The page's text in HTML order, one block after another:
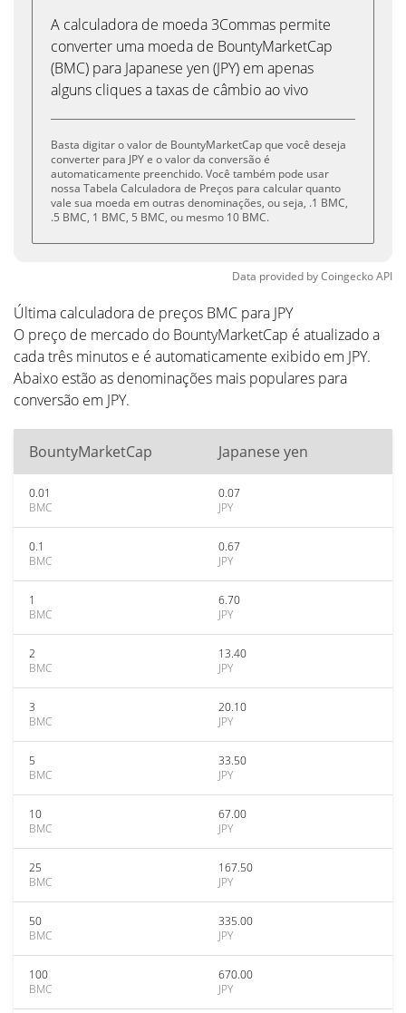
A calculadora de moeda 3Commas permite
converter uma moeda de BountyMarketCap
(BMC) para Japanese yen (JPY) em apenas
alguns cliques a taxas de câmbio ao vivo
Basta digitar o valor de BountyMarketCap que você deseja
converter para JPY e o valor da conversão é
automaticamente preenchido. Você também pode usar
nossa Tabela Calculadora de Preços para calcular quanto
vale sua moeda em outras denominações, ou seja, .1 BMC,
.5 BMC, 1 BMC, 5 BMC, ou mesmo 10 BMC.
Data provided byCoingeckoAPI
Última calculadora de preços BMC para JPY
O preço de mercado do BountyMarketCap é atualizado a
cada três minutos e é automaticamente exibido em JPY.
Abaixo estão as denominações mais populares para
conversão em JPY.
BountyMarketCap Japanese yen
0.01
BMC
0.07
JPY
0.1
BMC
0.67
JPY
1
BMC
6.70
JPY
2
BMC
13.40
JPY
3
BMC
20.10
JPY
5
BMC
33.50
JPY
10
BMC
67.00
JPY
25
BMC
167.50
JPY
50
BMC
335.00
JPY
100
BMC
670.00
JPY